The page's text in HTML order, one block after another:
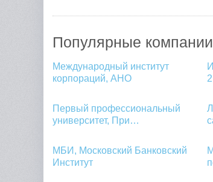
Популярные компании
Международный институт
корпораций, АНО
2
Первый профессиональный
университет, При…
МБИ, Московский Банковский
Институт